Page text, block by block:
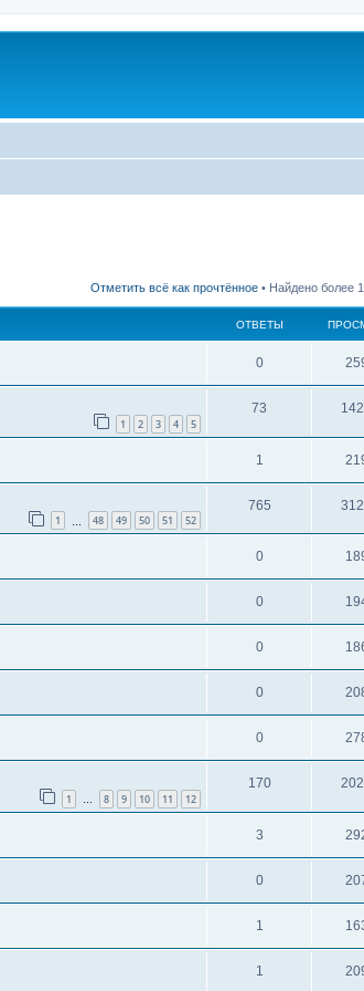
Отметить всё как прочтённое • Найдено более
ОТВЕТЫ
0
1 2 3 4 5
73
1
1 48 49 50 51 52
765
0
0
0
0
0
1 … 8 9 10 11 12
170
3
0
1
1